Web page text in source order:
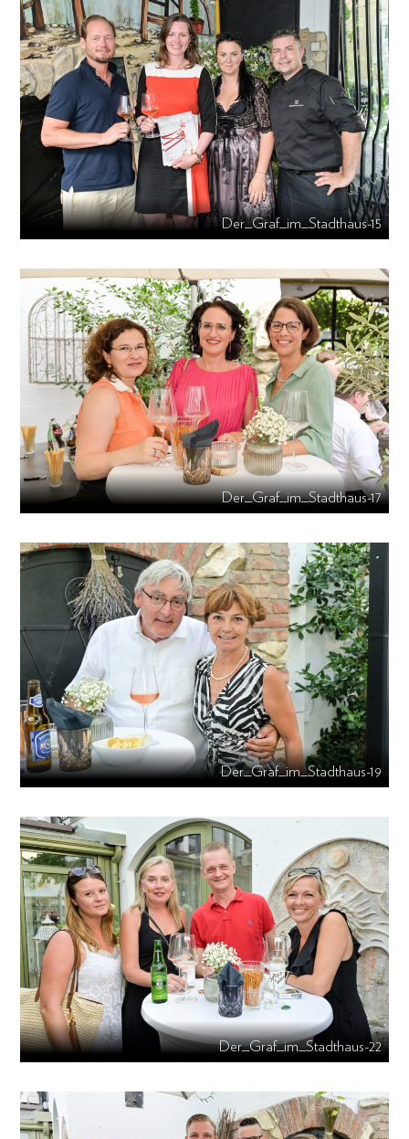
Der_Graf_im_Stadthaus-15
Der_Graf_im_Stadthaus-17
Der_Graf_im_Stadthaus-19
Der_Graf_im_Stadthaus-22